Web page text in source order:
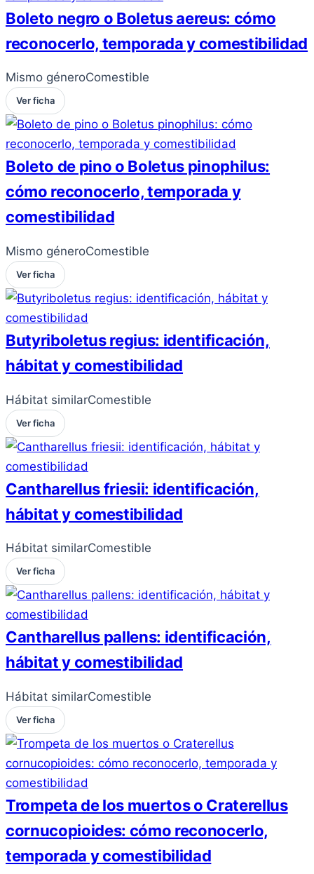
Boleto negro o Boletus aereus: cómo
reconocerlo, temporada y comestibilidad
Mismo géneroComestible
Ver ficha
Boleto de pino o Boletus pinophilus:
cómo reconocerlo, temporada y
comestibilidad
Mismo géneroComestible
Ver ficha
Butyriboletus regius: identificación,
hábitat y comestibilidad
Hábitat similarComestible
Ver ficha
Cantharellus friesii: identificación,
hábitat y comestibilidad
Hábitat similarComestible
Ver ficha
Cantharellus pallens: identificación,
hábitat y comestibilidad
Hábitat similarComestible
Ver ficha
Trompeta de los muertos o Craterellus
cornucopioides: cómo reconocerlo,
temporada y comestibilidad